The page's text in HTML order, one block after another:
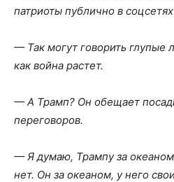
патриоты публично в
— Так могут говорить глупые
как война растет.
— А Трамп? Он обещает
переговоров.
— Я думаю, Трампу за
нет. Он за океаном, у него